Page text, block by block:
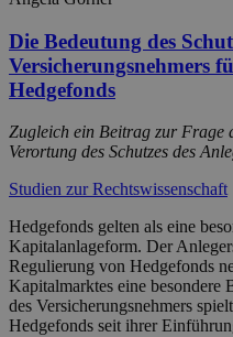
Die Bedeutung des
Versicherungsnehmers
Hedgefonds
Zugleich ein Beitrag zur Frage
Verortung des Schutzes des
Studien zur Rechtswissenschaft
Hedgefonds gelten als eine
Kapitalanlageform. Der
Regulierung von Hedgefonds
Kapitalmarktes eine besondere
des Versicherungsnehmers
Hedgefonds seit ihrer